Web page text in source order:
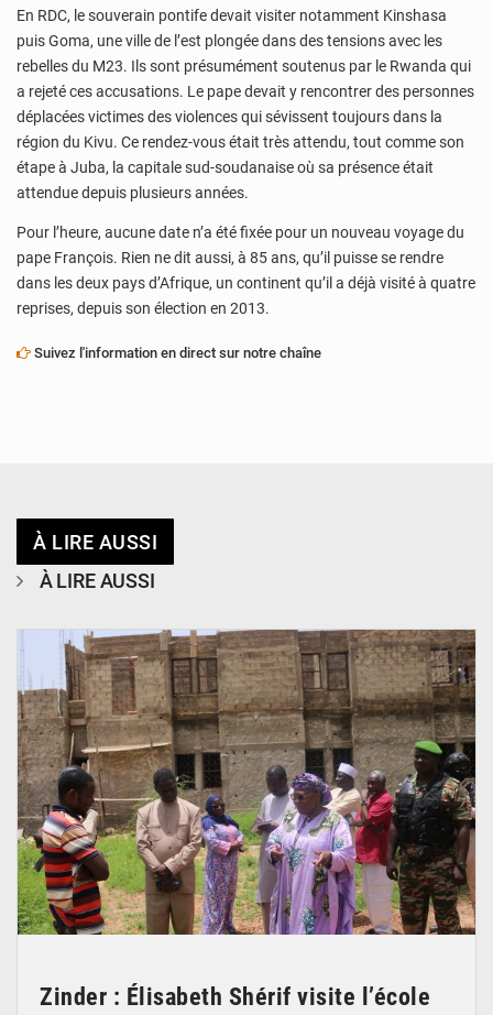
En RDC, le souverain pontife devait visiter notamment Kinshasa
puis Goma, une ville de l’est plongée dans des tensions avec les
rebelles du M23. Ils sont présumément soutenus par le Rwanda qui
a rejeté ces accusations. Le pape devait y rencontrer des personnes
déplacées victimes des violences qui sévissent toujours dans la
région du Kivu. Ce rendez-vous était très attendu, tout comme son
étape à Juba, la capitale sud-soudanaise où sa présence était
attendue depuis plusieurs années.
Pour l’heure, aucune date n’a été fixée pour un nouveau voyage du
pape François. Rien ne dit aussi, à 85 ans, qu’il puisse se rendre
dans les deux pays d’Afrique, un continent qu’il a déjà visité à quatre
reprises, depuis son élection en 2013.
Suivez l'information en direct sur notre chaîne
À LIRE AUSSI
À LIRE AUSSI
Zinder : Élisabeth Shérif visite l’école